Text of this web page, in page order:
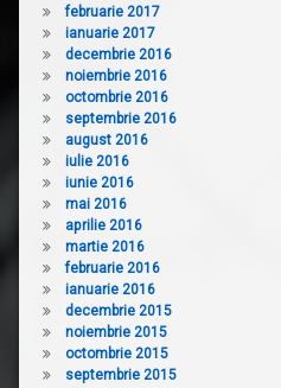
februarie 2017
ianuarie 2017
decembrie 2016
noiembrie 2016
octombrie 2016
septembrie 2016
august 2016
iulie 2016
iunie 2016
mai 2016
aprilie 2016
martie 2016
februarie 2016
ianuarie 2016
decembrie 2015
noiembrie 2015
octombrie 2015
septembrie 2015